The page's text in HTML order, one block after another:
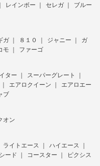
レインボー セレガ
ブルー
ガ ８１０ ジャニー
ガ
モ ファーゴ
ター
スーパーグレート
エアロクイーン
エアロエー
ブ
オン
ライトエース
ハイエース
ード コースター ピクシス